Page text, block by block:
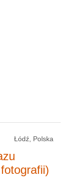
Łódź, Polska